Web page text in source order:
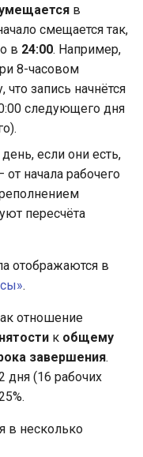
в
смещается так,
в 24:00. Например,
8-часовом
запись начнётся
следующего дня
если они есть,
начала рабочего
пересчёта
отображаются в
.
отношение
к общему
завершения.
дня (16 рабочих
в несколько